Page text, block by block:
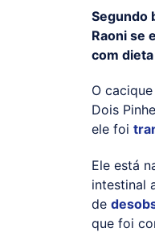
Segundo
Raoni se
com
O
Dois
ele foi
Ele está
intestinal
de
que foi